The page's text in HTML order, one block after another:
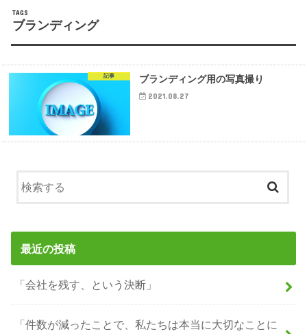
ブランディング
記事 ブランディング用の写真撮り
2021.08.27
最近の投稿
「会社を残す、という決断」
「件数が減ったことで、私たちは本当に大切なことに